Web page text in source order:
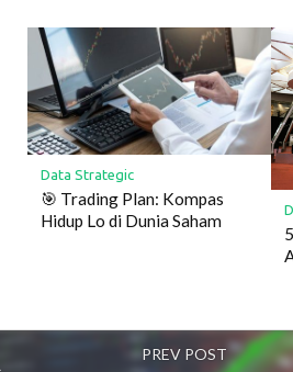
Data Strategic
🎯 Trading Plan: Kompas
Hidup Lo di Dunia Saham
PREV POST